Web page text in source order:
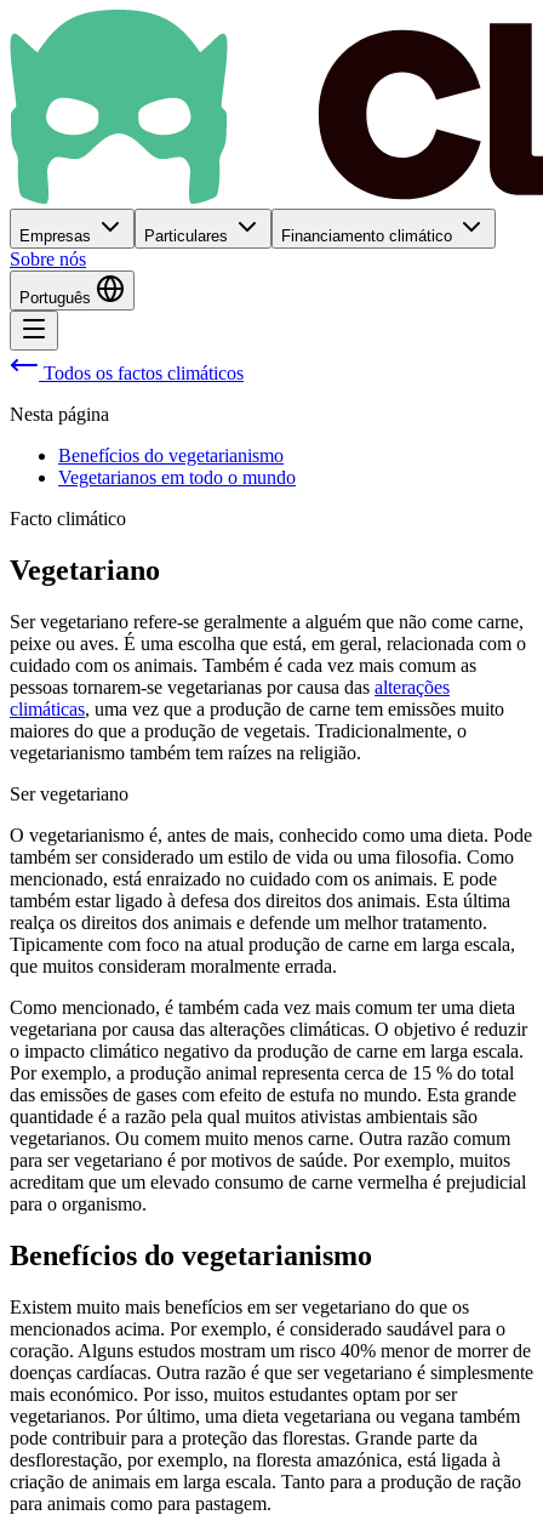
Empresas Particulares Financiamento climático
Sobre nós
Português
Todos os factos climáticos
Nesta página
Benefícios do vegetarianismo
Vegetarianos em todo o mundo
Facto climático
Vegetariano
Ser vegetariano refere-se geralmente a alguém que não come carne,
peixe ou aves. É uma escolha que está, em geral, relacionada com o
cuidado com os animais. Também é cada vez mais comum as
pessoas tornarem-se vegetarianas por causa das alterações
climáticas, uma vez que a produção de carne tem emissões muito
maiores do que a produção de vegetais. Tradicionalmente, o
vegetarianismo também tem raízes na religião.
Ser vegetariano
O vegetarianismo é, antes de mais, conhecido como uma dieta. Pode
também ser considerado um estilo de vida ou uma filosofia. Como
mencionado, está enraizado no cuidado com os animais. E pode
também estar ligado à defesa dos direitos dos animais. Esta última
realça os direitos dos animais e defende um melhor tratamento.
Tipicamente com foco na atual produção de carne em larga escala,
que muitos consideram moralmente errada.
Como mencionado, é também cada vez mais comum ter uma dieta
vegetariana por causa das alterações climáticas. O objetivo é reduzir
o impacto climático negativo da produção de carne em larga escala.
Por exemplo, a produção animal representa cerca de 15 % do total
das emissões de gases com efeito de estufa no mundo. Esta grande
quantidade é a razão pela qual muitos ativistas ambientais são
vegetarianos. Ou comem muito menos carne. Outra razão comum
para ser vegetariano é por motivos de saúde. Por exemplo, muitos
acreditam que um elevado consumo de carne vermelha é prejudicial
para o organismo.
Benefícios do vegetarianismo
Existem muito mais benefícios em ser vegetariano do que os
mencionados acima. Por exemplo, é considerado saudável para o
coração. Alguns estudos mostram um risco 40% menor de morrer de
doenças cardíacas. Outra razão é que ser vegetariano é simplesmente
mais económico. Por isso, muitos estudantes optam por ser
vegetarianos. Por último, uma dieta vegetariana ou vegana também
pode contribuir para a proteção das florestas. Grande parte da
desflorestação, por exemplo, na floresta amazónica, está ligada à
criação de animais em larga escala. Tanto para a produção de ração
para animais como para pastagem.